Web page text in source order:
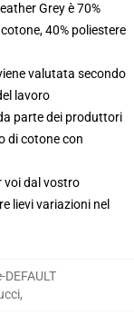
Grey è 70%
40% poliestere
valutata secondo
lavoro
parte dei produttori
di cotone con
voi dal vostro
lievi variazioni nel
,